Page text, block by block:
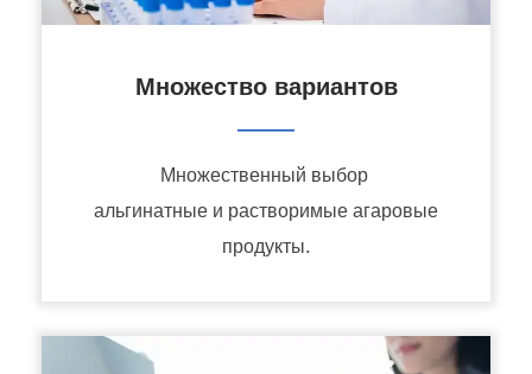
Множество вариантов
———
Множественный выбор
альгинатные и растворимые агаровые
продукты.